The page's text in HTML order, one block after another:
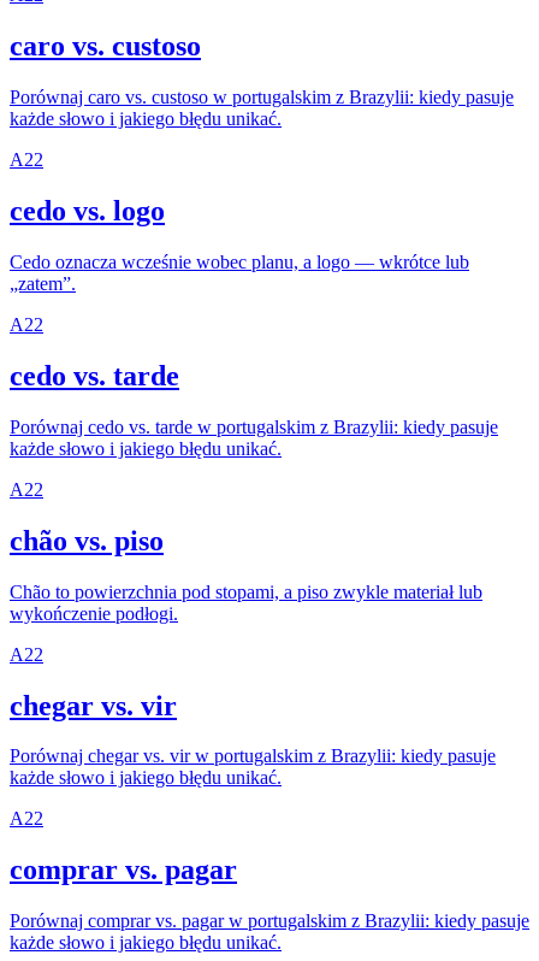
caro vs. custoso
Porównaj caro vs. custoso w portugalskim z Brazylii: kiedy pasuje
każde słowo i jakiego błędu unikać.
A22
cedo vs. logo
Cedo oznacza wcześnie wobec planu, a logo — wkrótce lub
„zatem”.
A22
cedo vs. tarde
Porównaj cedo vs. tarde w portugalskim z Brazylii: kiedy pasuje
każde słowo i jakiego błędu unikać.
A22
chão vs. piso
Chão to powierzchnia pod stopami, a piso zwykle materiał lub
wykończenie podłogi.
A22
chegar vs. vir
Porównaj chegar vs. vir w portugalskim z Brazylii: kiedy pasuje
każde słowo i jakiego błędu unikać.
A22
comprar vs. pagar
Porównaj comprar vs. pagar w portugalskim z Brazylii: kiedy pasuje
każde słowo i jakiego błędu unikać.